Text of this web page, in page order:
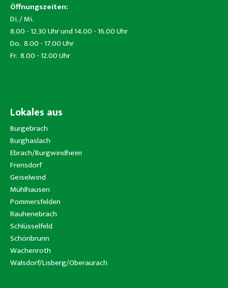
Öffnungszeiten:
Di. / Mi.
8.00 - 12.30 Uhr und 14.00 - 16.00 Uhr
Do. 8.00 - 17.00 Uhr
Fr. 8.00 - 12.00 Uhr
Lokales aus
Burgebrach
Burghaslach
Ebrach/Burgwindheim
Frensdorf
Geiselwind
Mühlhausen
Pommersfelden
Rauhenebrach
Schlüsselfeld
Schönbrunn
Wachenroth
Walsdorf/Lisberg/Oberaurach